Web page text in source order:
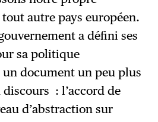
autre pays européen.
a défini ses
sa politique
un document un peu plus
: l’accord de
d’abstraction sur